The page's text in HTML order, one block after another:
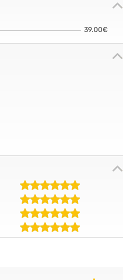
39.00€